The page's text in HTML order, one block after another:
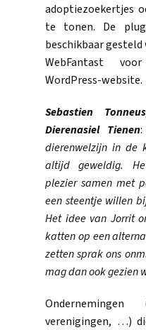
adoptiezoekertjes
te tonen. De
beschikbaar gesteld
WebFantast
WordPress-website.
Sebastien
Dierenasiel Tienen:
dierenwelzijn in de
altijd geweldig.
plezier samen met
een steentje willen
Het idee van Jorrit
katten op een
zetten sprak ons
mag dan ook gezien
Ondernemingen
verenigingen, …)